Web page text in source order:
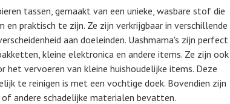
tassen, gemaakt van een unieke, wasbare stof die
praktisch te zijn. Ze zijn verkrijgbaar in verschillende
aan doeleinden. Uashmama's zijn perfect
kleine elektronica en andere items. Ze zijn ook
vervoeren van kleine huishoudelijke items. Deze
te reinigen is met een vochtige doek. Bovendien zijn
andere schadelijke materialen bevatten.